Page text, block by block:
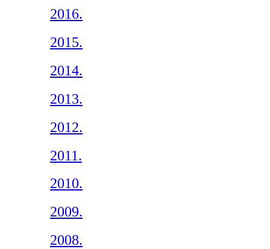
2016.
2015.
2014.
2013.
2012.
2011.
2010.
2009.
2008.